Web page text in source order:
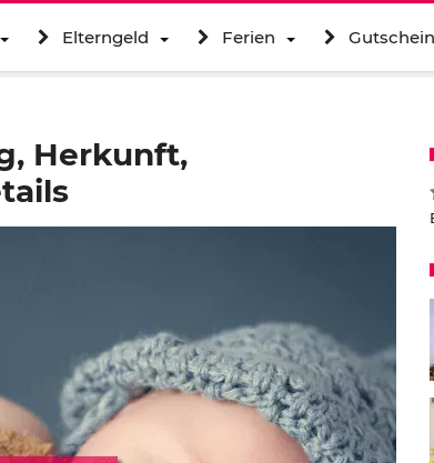
Elterngeld Ferien
Herkunft,